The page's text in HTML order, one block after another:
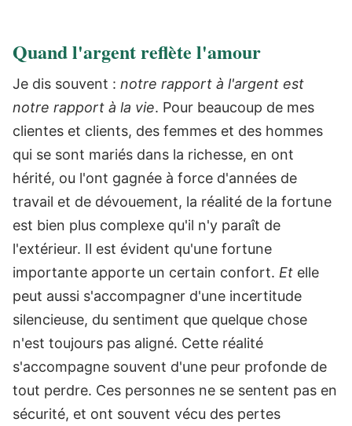
Quand l'argent reflète l'amour
Je dis souvent : notre rapport à l'argent est
notre rapport à la vie. Pour beaucoup de mes
clientes et clients, des femmes et des hommes
qui se sont mariés dans la richesse, en ont
hérité, ou l'ont gagnée à force d'années de
travail et de dévouement, la réalité de la fortune
est bien plus complexe qu'il n'y paraît de
l'extérieur. Il est évident qu'une fortune
importante apporte un certain confort. Et elle
peut aussi s'accompagner d'une incertitude
silencieuse, du sentiment que quelque chose
n'est toujours pas aligné. Cette réalité
s'accompagne souvent d'une peur profonde de
tout perdre. Ces personnes ne se sentent pas en
sécurité, et ont souvent vécu des pertes